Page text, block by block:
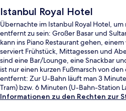
Istanbul Royal Hotel
Übernachte im Istanbul Royal Hotel,
entfernt zu sein: Großer Basar und
kann ins Piano Restaurant gehen,
serviert Frühstück, Mittagessen und
sind eine Bar/Lounge, eine Snackbar
ist nur einen kurzen Fußmarsch von
entfernt: Zur U-Bahn läuft man 3
Tram) bzw. 6 Minuten (U-Bahn-Station
Informationen zu den Rechten zur